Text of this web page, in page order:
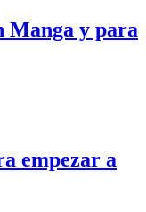
Manga y para
empezar a